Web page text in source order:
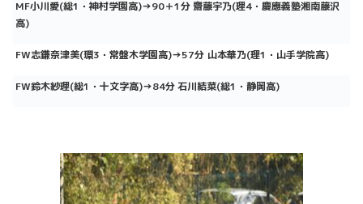
MF小川愛(総1 ・神村学園高)→90＋1分齋藤宇乃(理4 ・慶應義塾湘南藤沢
高)
FW志鎌奈津美(環3 ・常盤木学園高)→57分 山本華乃(理1 ・山手学院高)
FW鈴木紗理(総1 ・十文字高)→84分石川結菜(総1 ・静岡高)